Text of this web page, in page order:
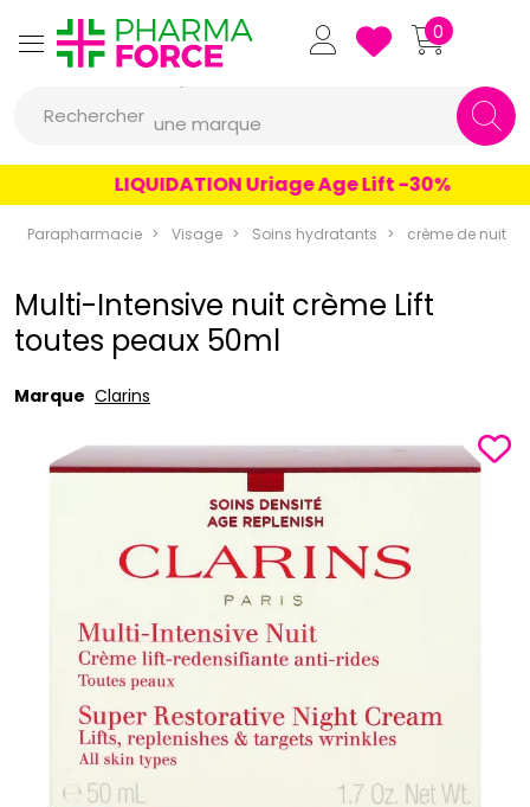
Pharmaforce Grande
0
Rechercher
un conseil
un produit
une marque
LIQUIDATION Uriage Age Lift -30%
Parapharmacie Visage Soins hydratants crème de nuit
Multi-Intensive nuit crème Lift
toutes peaux 50ml
Marque Clarins